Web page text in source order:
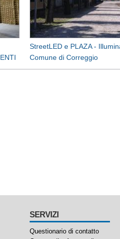
StreetLED e PLAZA -
Comune di Correggio
SERVIZI
Questionario di contatto